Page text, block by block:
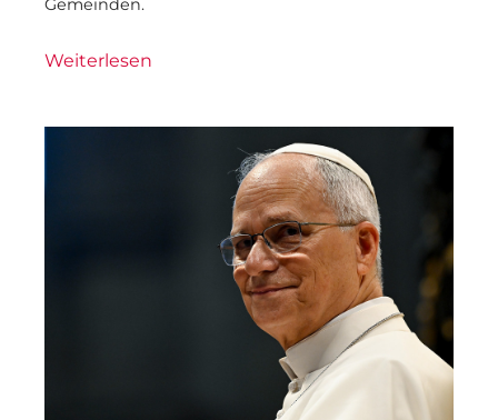
Gemeinden.
Weiterlesen